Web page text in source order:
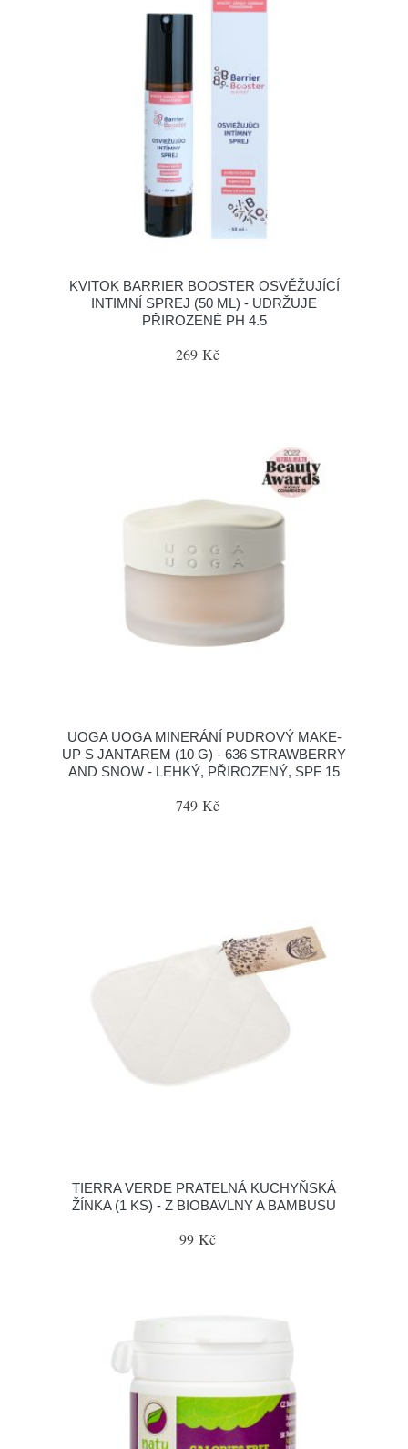
KVITOK BARRIER BOOSTER OSVĚŽUJÍCÍ
INTIMNÍ SPREJ (50 ML) - UDRŽUJE
PŘIROZENÉ PH 4.5
269 Kč
UOGA UOGA MINERÁNÍ PUDROVÝ MAKE-
UP S JANTAREM (10 G) - 636 STRAWBERRY
AND SNOW - LEHKÝ, PŘIROZENÝ, SPF 15
749 Kč
TIERRA VERDE PRATELNÁ KUCHYŇSKÁ
ŽÍNKA (1 KS) - Z BIOBAVLNY A BAMBUSU
99 Kč